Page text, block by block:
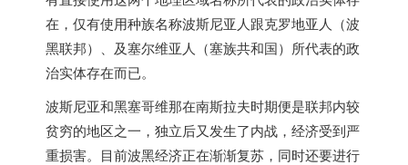
在，仅有使用种族名称波斯尼亚人跟克罗地亚人（波
黑联邦）、及塞尔维亚人（塞族共和国）所代表的政
治实体存在而已。
波斯尼亚和黑塞哥维那在南斯拉夫时期便是联邦内较
贫穷的地区之一，独立后又发生了内战，经济受到严
重损害。目前波黑经济正在渐渐复苏，同时还要进行